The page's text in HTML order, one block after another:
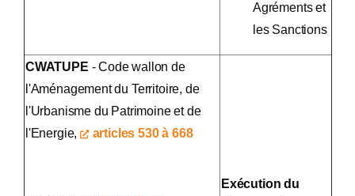
Agréments et
les Sanctions
CWATUPE - Code wallon de
l'Aménagement du Territoire, de
l'Urbanisme du Patrimoine et de
l'Energie,
articles 530 à 668
Exécution du